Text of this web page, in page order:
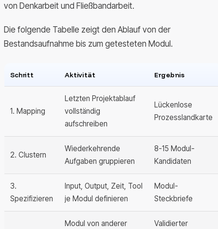
von Denkarbeit und Fließbandarbeit.
Die folgende Tabelle zeigt den Ablauf von der
Bestandsaufnahme bis zum getesteten Modul.
Schritt Aktivität Ergebnis
1. Mapping
Letzten Projektablauf
vollständig
aufschreiben
Lückenlose
Prozesslandkarte
2. Clustern
Wiederkehrende
Aufgaben gruppieren
8-15 Modul-
Kandidaten
3.
Spezifizieren
Input, Output, Zeit, Tool
je Modul definieren
Modul-
Steckbriefe
Modul von anderer
Validierter